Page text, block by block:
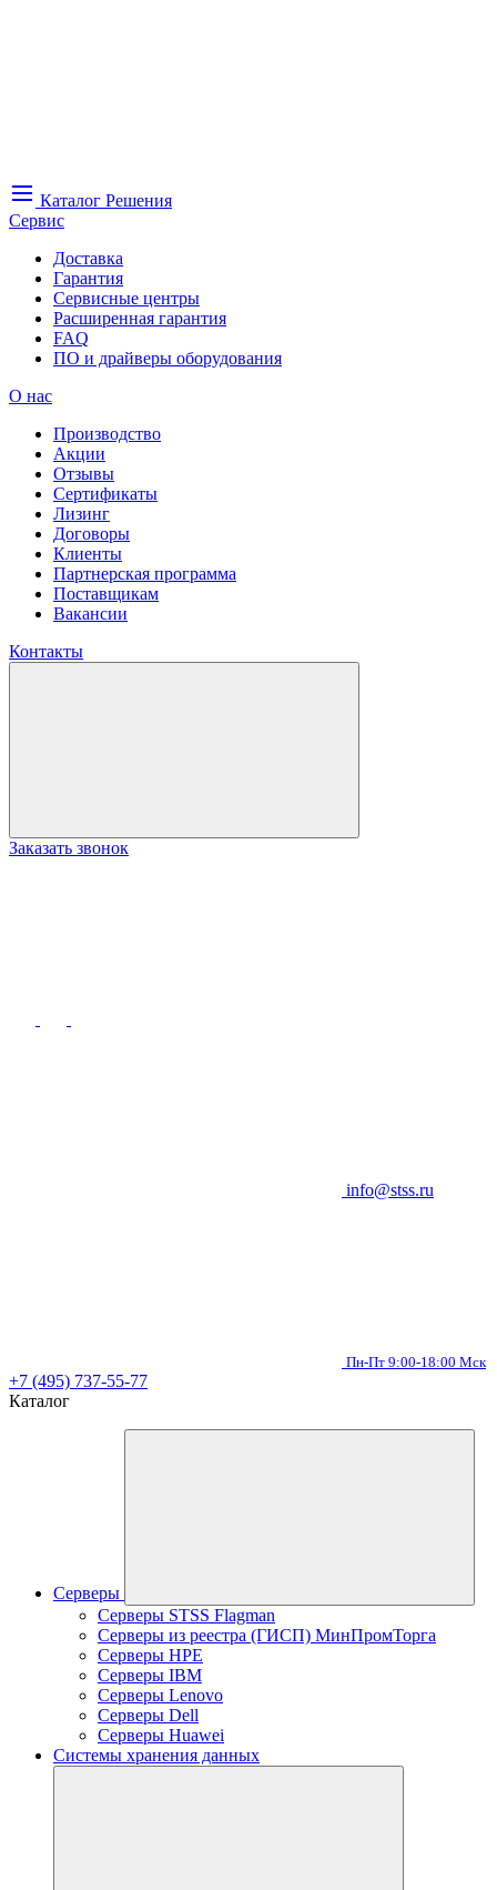
Каталог Решения
Сервис
Доставка
Гарантия
Сервисные центры
Расширенная гарантия
FAQ
ПО и драйверы оборудования
О нас
Производство
Акции
Отзывы
Сертификаты
Лизинг
Договоры
Клиенты
Партнерская программа
Поставщикам
Вакансии
Контакты
Заказать звонок
info@stss.ru
Пн-Пт 9:00-18:00 Мск
+7 (495) 737-55-77
Каталог
Серверы
Серверы STSS Flagman
Серверы из реестра (ГИСП) МинПромТорга
Серверы HPE
Серверы IBM
Серверы Lenovo
Серверы Dell
Серверы Huawei
Системы хранения данных